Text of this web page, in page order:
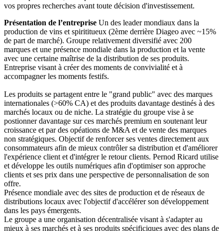
vos propres recherches avant toute décision d'investissement.
Présentation de l’entreprise Un des leader mondiaux dans la
production de vins et spirititueux (2ème derrière Diageo avec ~15%
de part de marché). Groupe relativement diversifié avec 200
marques et une présence mondiale dans la production et la vente
avec une certaine maîtrise de la distribution de ses produits.
Entreprise visant à créer des moments de convivialité et à
accompagner les moments festifs.
Les produits se partagent entre le "grand public" avec des marques
internationales (>60% CA) et des produits davantage destinés à des
marchés locaux ou de niche. La stratégie du groupe vise à se
postionner davantage sur ces marchés premium en soutenant leur
croissance et par des opéations de M&A et de vente des marques
non stratégiques. Objectif de renforcer ses ventes directement aux
consommateurs afin de mieux contrôler sa distribution et d'améliorer
l'expérience client et d'intégrer le retour clients. Pernod Ricard utilise
et développe les outils numériques afin d'optimiser son approche
clients et ses prix dans une perspective de personnalisation de son
offre.
Présence mondiale avec des sites de production et de réseaux de
distributions locaux avec l'objectif d'accélérer son développement
dans les pays émergents.
Le groupe a une organisation décentralisée visant à s'adapter au
mieux à ses marchés et à ses produits spécificiques avec des plans de